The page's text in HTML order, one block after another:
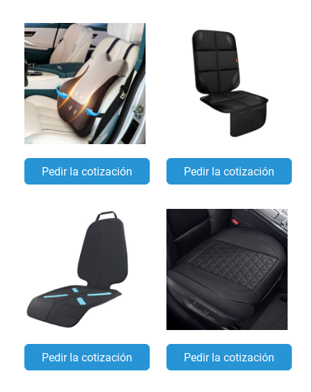
Pedir la cotización Pedir la cotización
Pedir la cotización Pedir la cotización